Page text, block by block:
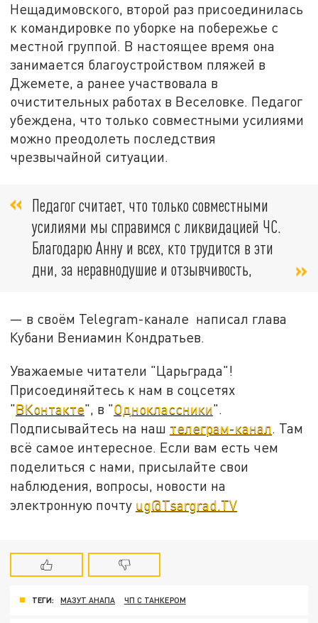
Нещадимовского, второй раз присоединилась
к командировке по уборке на побережье с
местной группой. В настоящее время она
занимается благоустройством пляжей в
Джемете, а ранее участвовала в
очистительных работах в Веселовке. Педагог
убеждена, что только совместными усилиями
можно преодолеть последствия
чрезвычайной ситуации.
Педагог считает, что только совместными
усилиями мы справимся с ликвидацией ЧС.
Благодарю Анну и всех, кто трудится в эти
дни, за неравнодушие и отзывчивость,
― в своём Telegram-канале написал глава
Кубани Вениамин Кондратьев.
Уважаемые читатели "Царьграда"!
Присоединяйтесь к нам в соцсетях
"ВКонтакте", в "Одноклассники".
Подписывайтесь на наш телеграм-канал. Там
всё самое интересное. Если вам есть чем
поделиться с нами, присылайте свои
наблюдения, вопросы, новости на
электронную почту ug@Tsargrad.TV
ТЕГИ: МАЗУТ АНАПА ЧП С ТАНКЕРОМ